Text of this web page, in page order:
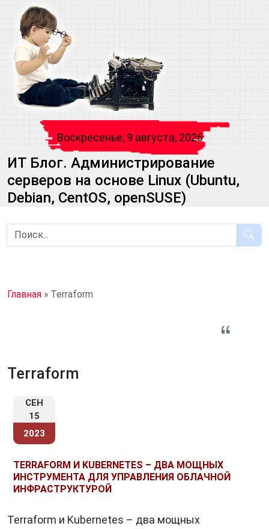
Воскресенье, 9 августа, 2026
ИТ Блог. Администрирование
серверов на основе Linux (Ubuntu,
Debian, CentOS, openSUSE)
Главная » Terraform
Terraform
СЕН
15
2023
TERRAFORM И KUBERNETES – ДВА МОЩНЫХ
ИНСТРУМЕНТА ДЛЯ УПРАВЛЕНИЯ ОБЛАЧНОЙ
ИНФРАСТРУКТУРОЙ
Terraform и Kubernetes – два мощных